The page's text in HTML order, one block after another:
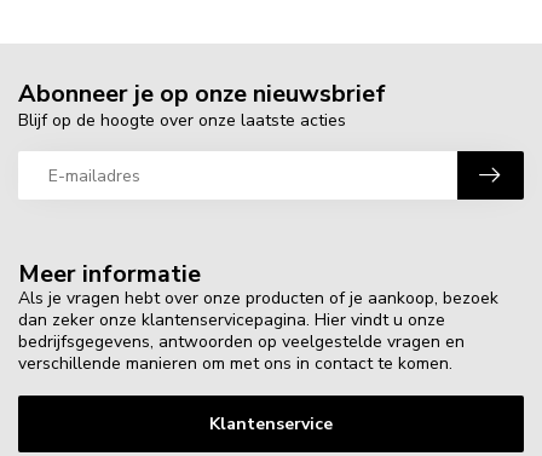
Meer informatie
Als je vragen hebt over onze producten of je aankoop, bezoek
dan zeker onze klantenservicepagina. Hier vindt u onze
bedrijfsgegevens, antwoorden op veelgestelde vragen en
verschillende manieren om met ons in contact te komen.
Klantenservice
Abonneer je op onze nieuwsbrief
Blijf op de hoogte over onze laatste acties